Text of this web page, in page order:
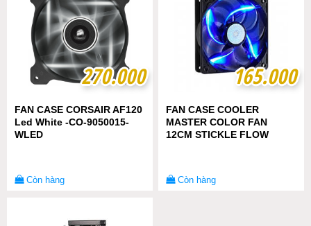
270.000
270.000
FAN CASE CORSAIR AF120
Led White -CO-9050015-
WLED
Còn hàng
165.000
165.000
FAN CASE COOLER
MASTER COLOR FAN
12CM STICKLE FLOW
Còn hàng